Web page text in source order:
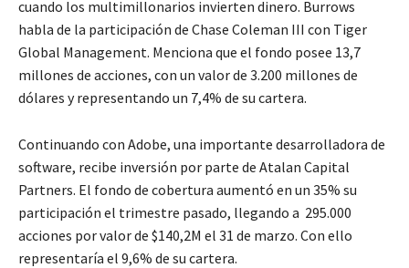
cuando los multimillonarios invierten dinero. Burrows
habla de la participación de Chase Coleman III con Tiger
Global Management. Menciona que el fondo posee 13,7
millones de acciones, con un valor de 3.200 millones de
dólares y representando un 7,4% de su cartera.
Continuando con Adobe, una importante desarrolladora de
software, recibe inversión por parte de Atalan Capital
Partners. El fondo de cobertura aumentó en un 35% su
participación el trimestre pasado, llegando a 295.000
acciones por valor de $140,2M el 31 de marzo. Con ello
representaría el 9,6% de su cartera.